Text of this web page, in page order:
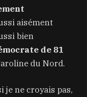
aisément
bien
de 81
du Nord.
je ne croyais pas,